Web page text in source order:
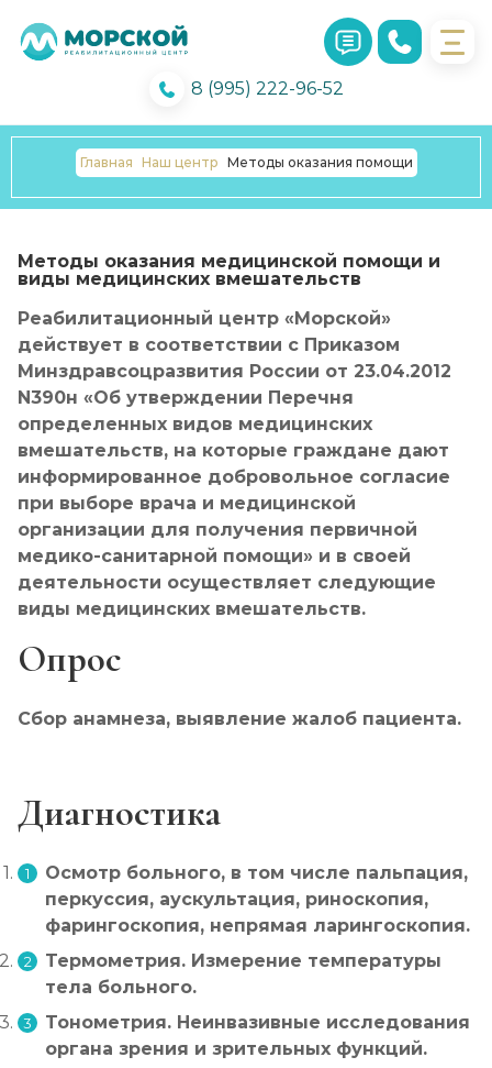
8 (995) 222-96-52
Главная Наш центр Методы оказания помощи
Методы оказания медицинской помощи и
виды медицинских вмешательств
Реабилитационный центр «Морской»
действует в соответствии с Приказом
Минздравсоцразвития России от 23.04.2012
N390н «Об утверждении Перечня
определенных видов медицинских
вмешательств, на которые граждане дают
информированное добровольное согласие
при выборе врача и медицинской
организации для получения первичной
медико-санитарной помощи» и в своей
деятельности осуществляет следующие
виды медицинских вмешательств.
Опрос
Сбор анамнеза, выявление жалоб пациента.
Диагностика
Осмотр больного, в том числе пальпация,
перкуссия, аускультация, риноскопия,
фарингоскопия, непрямая ларингоскопия.
Термометрия. Измерение температуры
тела больного.
Тонометрия. Неинвазивные исследования
органа зрения и зрительных функций.